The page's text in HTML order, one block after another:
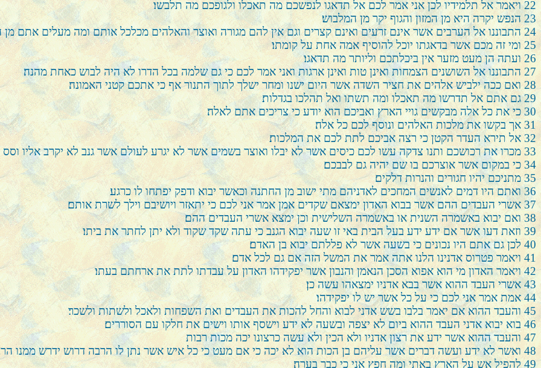
22 ויאמר אל תלמידיו לכן אני אמר לכם אל תדאגו לנפשכם מה תאכלו ולגופכם מה תלבשו׃
23 הנפש יקרה היא מן המזון והגוף יקר מן המלבוש׃
24 התבוננו אל הערבים אשר אינם זרעים ואינם קצרים וגם אין להם מגורה ואוצר והאלהים מכלכל אותם ומה מעלים אתם מן
25 ומי זה מכם אשר בדאגתו יוכל להוסיף אמה אחת על קומתו׃
26 ועתה הן מעט מזער אין ביכלתכם וליותר מה תדאגו׃
27 התבוננו אל השושנים הצמחות ואינן טות ואינן ארגות ואני אמר לכם כי גם שלמה בכל הדרו לא היה לבוש כאחת מהנה׃
28 ואם ככה ילביש אלהים את חציר השדה אשר היום ישנו ומחר ישלך לתוך התנור אף כי אתכם קטני האמונה׃
29 גם אתם אל תדרשו מה תאכלו ומה תשתו ואל תהלכו בגדלות׃
30 כי את כל אלה מבקשים גויי הארץ ואביכם הוא יודע כי צריכים אתם לאלה׃
31 אך בקשו את מלכות האלהים ונוסף לכם כל אלה׃
32 אל תירא העדר הקטן כי רצה אביכם לתת לכם את המלכות׃
33 מכרו את רכושכם ותנו צדקה עשו לכם כיסים אשר לא יבלו ואוצר בשמים אשר לא יגרע לעולם אשר גנב לא יקרב אליו וסס
34 כי במקום אשר אוצרכם בו שם יהיה גם לבבכם׃
35 מתניכם יהיו חגורים והנרות דלקים׃
36 ואתם היו דמים לאנשים המחכים לאדניהם מתי ישוב מן החתנה וכאשר יבוא ודפק יפתחו לו כרגע׃
37 אשרי העבדים ההם אשר בבוא האדון ימצאם שקדים אמן אמר אני לכם כי יתאזר ויושיבם וילך לשרת אותם׃
38 ואם יבוא באשמרה השנית או באשמרה השלישית וכן ימצא אשרי העבדים ההם׃
39 וזאת דעו אשר אם ידע ידע בעל הבית באי זו שעה יבוא הגנב כי עתה שקד שקוד ולא יתן לחתר את ביתו׃
40 לכן גם אתם היו נכונים כי בשעה אשר לא פללתם יבוא בן האדם׃
41 ויאמר פטרוס אדנינו הלנו אתה אמר את המשל הזה אם גם לכל אדם׃
42 ויאמר האדון מי הוא אפוא הסכן הנאמן והנבון אשר יפקידהו האדון על עבדתו לתת את ארחתם בעתו׃
43 אשרי העבד ההוא אשר בבא אדניו ימצאהו עשה כן׃
44 אמת אמר אני לכם כי על כל אשר יש לו יפקידהו׃
45 והעבד ההוא אם יאמר בלבו בשש אדני לבוא והחל להכות את העבדים ואת השפחות ולאכל ולשתות ולשכר׃
46 בוא יבוא אדני העבד ההוא ביום לא יצפה ובשעה לא ידע וישסף אותו וישים את חלקו עם הסוררים׃
47 והעבד ההוא אשר ידע את רצון אדניו ולא הכין ולא עשה כרצונו יכה מכות רבות
48 ואשר לא ידע ועשה דברים אשר עליהם בן הכות הוא לא יכה כי אם מעט כי כל איש אשר נתן לו הרבה דרוש ידרש ממנו
49 להפיל אש על הארץ באתי ומה חפץ אני כי כבר בערה׃